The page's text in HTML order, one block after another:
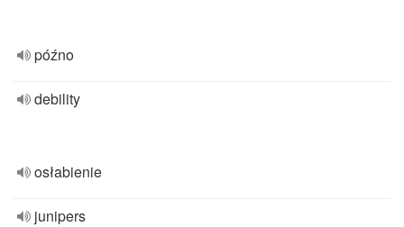
późno
debility
osłabienie
junipers